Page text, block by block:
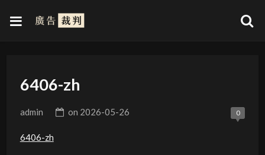
6406-zh
admin on 2026-05-26 0
6406-zh